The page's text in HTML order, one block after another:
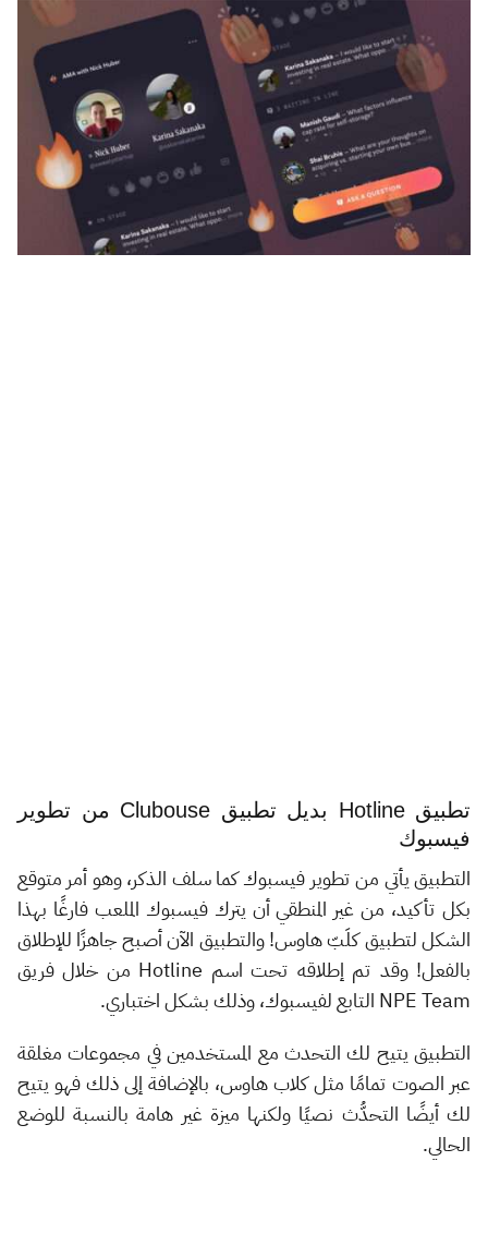
تطبيق Hotline بديل تطبيق Clubouse من تطوير
فيسبوك
التطبيق يأتي من تطوير فيسبوك كما سلف الذكر، وهو أمر متوقع
بكل تأكيد، من غير المنطقي أن يترك فيسبوك الملعب فارغًا بهذا
الشكل لتطبيق كلَبّ هاوس! والتطبيق الآن أصبح جاهزًا للإطلاق
بالفعل! وقد تم إطلاقه تحت اسم Hotline من خلال فريق
NPE Team التابع لفيسبوك، وذلك بشكل اختباري.
التطبيق يتيح لك التحدث مع المستخدمين في مجموعات مغلقة
عبر الصوت تمامًا مثل كلاب هاوس، بالإضافة إلى ذلك فهو يتيح
لك أيضًا التحدُّث نصيًا ولكنها ميزة غير هامة بالنسبة للوضع
الحالي.